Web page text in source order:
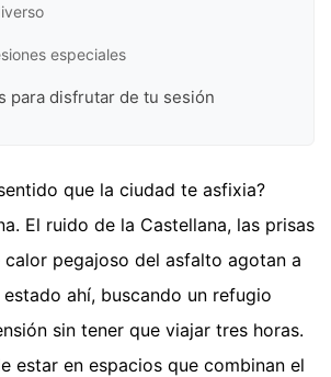
especiales
para disfrutar de tu sesión
que la ciudad te asfixia?
El ruido de la Castellana, las prisas
pegajoso del asfalto agotan a
ahí, buscando un refugio
sin tener que viajar tres horas.
estar en espacios que combinan el